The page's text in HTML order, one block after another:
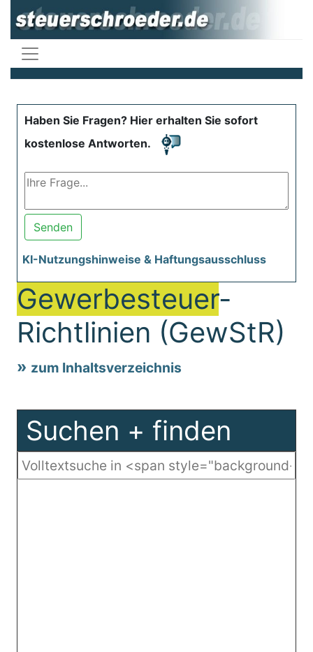
Haben Sie Fragen? Hier erhalten Sie sofort
kostenlose Antworten.
Senden
KI-Nutzungshinweise & Haftungsausschluss
Gewerbesteuer-
Richtlinien (GewStR)
zum Inhaltsverzeichnis
Suchen + finden